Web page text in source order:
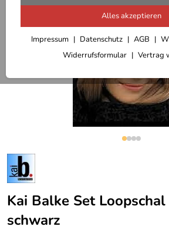
Alles akzeptieren
Impressum Datenschutz AGB
Widerrufsformular
Vertrag
Kai Balke Set
schwarz